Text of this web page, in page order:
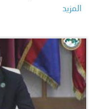
المزيد